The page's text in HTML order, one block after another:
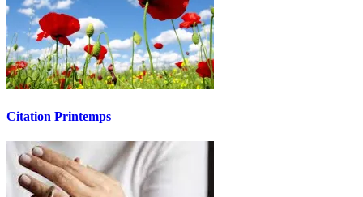
Citation Printemps